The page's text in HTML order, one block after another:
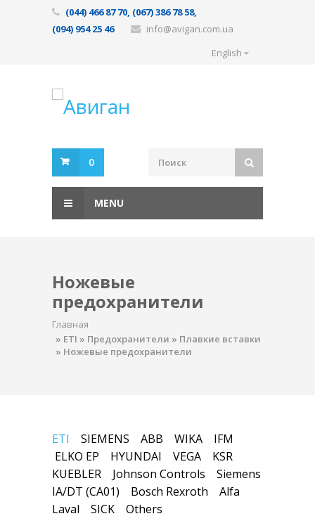
(044) 466 87 70, (067) 386 78 58,
(094) 954 25 46
info@avigan.com.ua
English
0
MENU
Ножевые
предохранители
Главная
» ETI » Предохранители » Плавкие вставки
» Ножевые предохранители
ETI SIEMENS ABB WIKA
IFM
ELKO EP
HYUNDAI VEGA
KSR
KUEBLER
Johnson Controls
Siemens
IA/DT (CA01)
Bosch Rexroth
Alfa
Laval
SICK Others